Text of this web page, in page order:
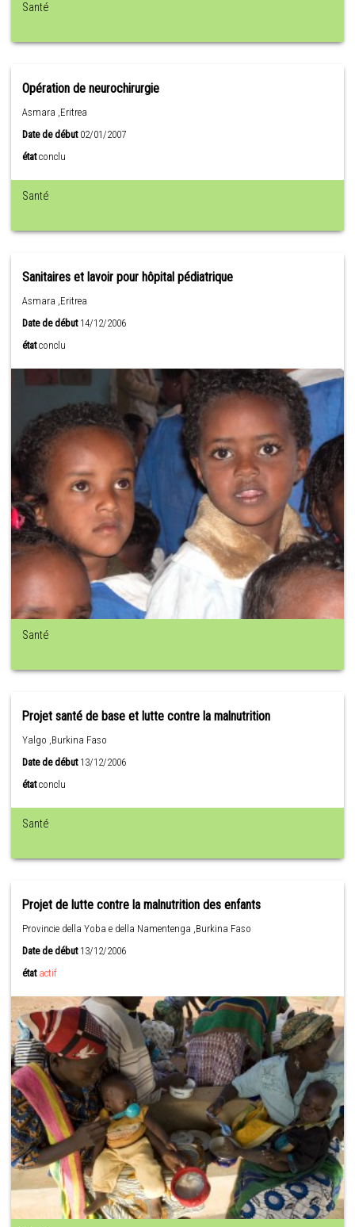
Santé
Opération de neurochirurgie
Asmara ,Eritrea
Date de début02/01/2007
état conclu
Santé
Sanitaires et lavoir pour hôpital pédiatrique
Asmara ,Eritrea
Date de début14/12/2006
état conclu
Santé
Projet santé de base et lutte contre la malnutrition
Yalgo ,Burkina Faso
Date de début13/12/2006
état conclu
Santé
Projet de lutte contre la malnutrition des enfants
Provincie della Yoba e della Namentenga ,Burkina Faso
Date de début13/12/2006
état actif